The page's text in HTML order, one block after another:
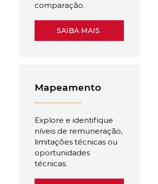
comparação.
SAIBA MAIS
Mapeamento
Explore e identifique
níveis de remuneração,
limitações técnicas ou
oportunidades
técnicas.